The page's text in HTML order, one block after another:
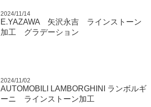
2024/11/14
E.YAZAWA 矢沢永吉 ラインストーン
加工 グラデーション
2024/11/02
AUTOMOBILI LAMBORGHINI ランボルギ
ーニ ラインストーン加工